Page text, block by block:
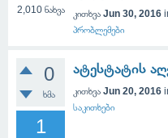
2,010ნახვა კითხვა Jun 30, 2016
პრობლემები
0
ხმა
1
ატესტატის
კითხვა Jun 20, 2016
საკითხები